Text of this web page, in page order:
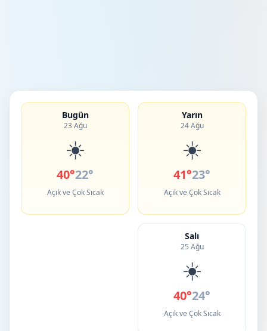
Bugün
23 Ağu
☀️
40°22°
Açık ve Çok Sıcak
Yarın
24 Ağu
☀️
41°23°
Açık ve Çok Sıcak
Salı
25 Ağu
☀️
40°24°
Açık ve Çok Sıcak